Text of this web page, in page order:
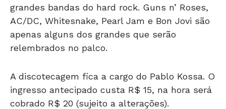
grandes bandas do hard rock. Guns n’ Roses,
AC/DC, Whitesnake, Pearl Jam e Bon Jovi são
apenas alguns dos grandes que serão
relembrados no palco.
A discotecagem fica a cargo do Pablo Kossa. O
ingresso antecipado custa R$ 15, na hora será
cobrado R$ 20 (sujeito a alterações).